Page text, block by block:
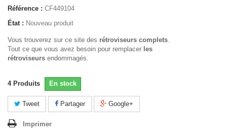
Référence : CF449104
État : Nouveau produit
Vous trouverez sur ce site des rétroviseurs complets.
Tout ce que vous avez besoin pour remplacer les
rétroviseurs endommagés.
4 Produits En stock
Tweet Partager Google+
Imprimer